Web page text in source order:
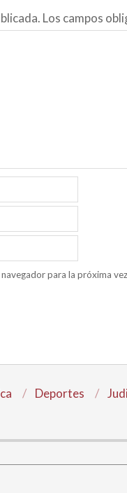
Los campos
para la próxima
Deportes